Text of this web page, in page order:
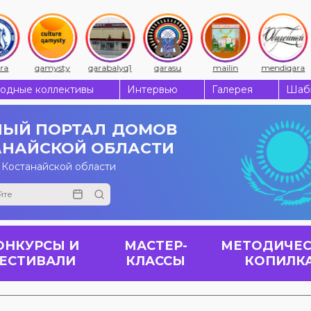
qamysty qarabalyq1 qarasu mailin mendiqara
коллективы Интервью Галерея
ПОРТАЛ ДОМОВ
ОБЛАСТИ
области
И
МАСТЕР-
КЛАССЫ